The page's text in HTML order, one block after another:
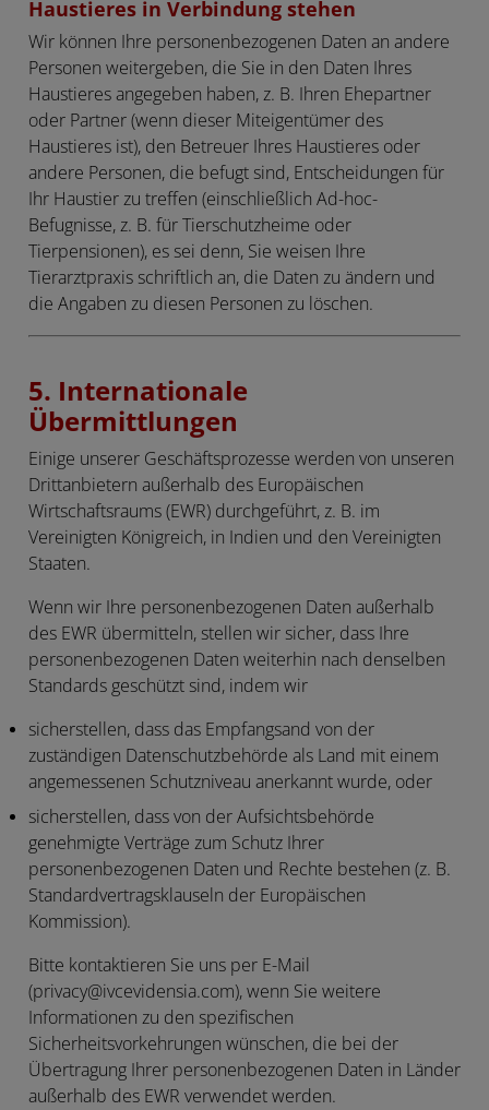
Haustieres in Verbindung stehen
Wir können Ihre personenbezogenen Daten an andere
Personen weitergeben, die Sie in den Daten Ihres
Haustieres angegeben haben, z. B. Ihren Ehepartner
oder Partner (wenn dieser Miteigentümer des
Haustieres ist), den Betreuer Ihres Haustieres oder
andere Personen, die befugt sind, Entscheidungen für
Ihr Haustier zu treffen (einschließlich Ad-hoc-
Befugnisse, z. B. für Tierschutzheime oder
Tierpensionen), es sei denn, Sie weisen Ihre
Tierarztpraxis schriftlich an, die Daten zu ändern und
die Angaben zu diesen Personen zu löschen.
5. Internationale
Übermittlungen
Einige unserer Geschäftsprozesse werden von unseren
Drittanbietern außerhalb des Europäischen
Wirtschaftsraums (EWR) durchgeführt, z. B. im
Vereinigten Königreich, in Indien und den Vereinigten
Staaten.
Wenn wir Ihre personenbezogenen Daten außerhalb
des EWR übermitteln, stellen wir sicher, dass Ihre
personenbezogenen Daten weiterhin nach denselben
Standards geschützt sind, indem wir
sicherstellen, dass das Empfangsand von der
zuständigen Datenschutzbehörde als Land mit einem
angemessenen Schutzniveau anerkannt wurde, oder
sicherstellen, dass von der Aufsichtsbehörde
genehmigte Verträge zum Schutz Ihrer
personenbezogenen Daten und Rechte bestehen (z. B.
Standardvertragsklauseln der Europäischen
Kommission).
Bitte kontaktieren Sie uns per E-Mail
(privacy@ivcevidensia.com), wenn Sie weitere
Informationen zu den spezifischen
Sicherheitsvorkehrungen wünschen, die bei der
Übertragung Ihrer personenbezogenen Daten in Länder
außerhalb des EWR verwendet werden.